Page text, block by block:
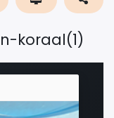
koraal(1)